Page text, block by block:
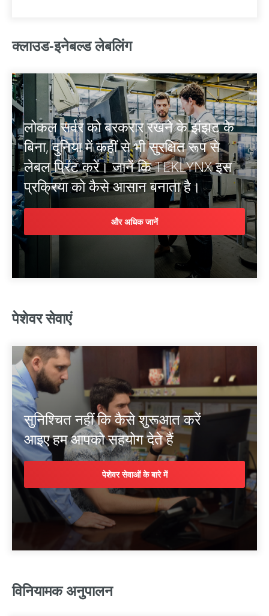
क्लाउड-इनेबल्ड लेबलिंग
लोकल सर्वर को बरकरार रखने के झंझट के
बिना, दुनिया में कहीं से भी सुरक्षित रूप से
लेबल प्रिंट करें। जानें कि TEKLYNX इस
प्रक्रिया को कैसे आसान बनाता है।
और अधिक जानें
पेशेवर सेवाएं
सुनिश्चित नहीं कि कैसे शुरूआत करें
आइए हम आपको सहयोग देते हैं
पेशेवर सेवाओं के बारे में
विनियामक अनुपालन